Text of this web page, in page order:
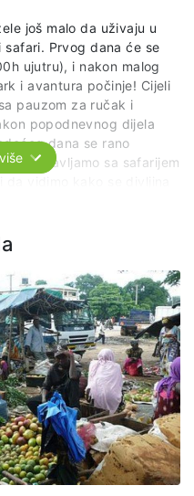
još malo da uživaju u
Prvog dana će se
ujutru), i nakon malog
i avantura počinje! Cijeli
pauzom za ručak i
popodnevnog dijela
dana se rano
nastavljamo sa safarijem
U restoranu lokalne
u smještaj u Mombasi.
safari, instruktor,
restoranu prvog dana,
i ručak drugog dana.
instruktora, voda, sokovi.